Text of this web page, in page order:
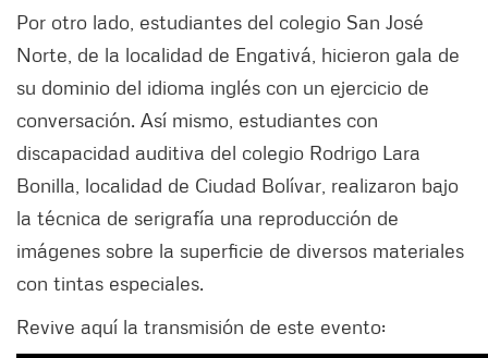
Por otro lado, estudiantes del colegio San José
Norte, de la localidad de Engativá, hicieron gala de
su dominio del idioma inglés con un ejercicio de
conversación. Así mismo, estudiantes con
discapacidad auditiva del colegio Rodrigo Lara
Bonilla, localidad de Ciudad Bolívar, realizaron bajo
la técnica de serigrafía una reproducción de
imágenes sobre la superficie de diversos materiales
con tintas especiales.
Revive aquí la transmisión de este evento: